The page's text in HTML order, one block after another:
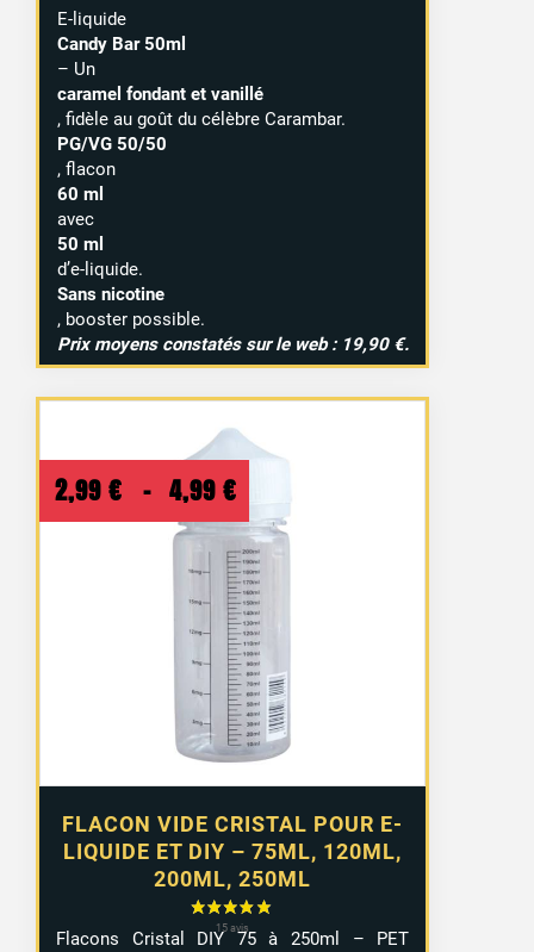
E-liquide
Candy Bar 50ml
– Un
caramel fondant et vanillé
, fidèle au goût du célèbre Carambar.
PG/VG 50/50
, flacon
60 ml
avec
50 ml
d’e-liquide.
Sans nicotine
, booster possible.
Prix moyens constatés sur le web : 19,90 €.
FLACON VIDE CRISTAL POUR E-
LIQUIDE ET DIY – 75ML, 120ML,
200ML, 250ML
2,99 € – 4,99 €
de
prix :
2,99 €
à
4,99 €
Flacons Cristal DIY 75 à 250ml – PET